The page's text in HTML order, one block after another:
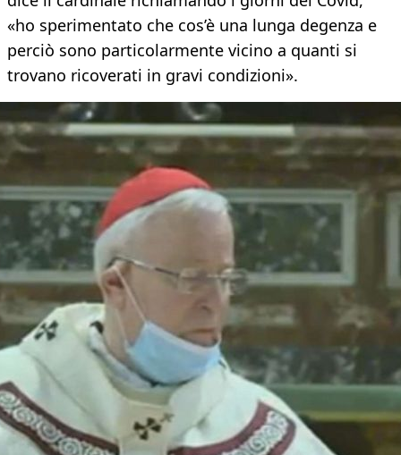
«ho sperimentato che cos’è una lunga degenza e
perciò sono particolarmente vicino a quanti si
trovano ricoverati in gravi condizioni».